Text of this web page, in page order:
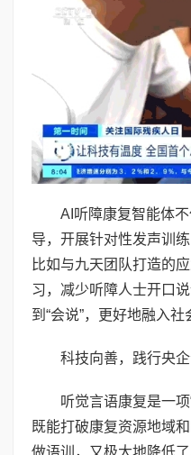
AI听障康复智能体
导，开展针对性发声训
比如与九天团队打造的
习，减少听障人士开口
到“会说”，更好地融入社
科技向善，践行央
听觉言语康复是一项
既能打破康复资源地域